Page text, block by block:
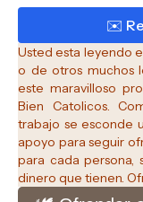
Usted esta leyendo
o de otros muchos
este maravilloso
Bien Catolicos.
trabajo se esconde
apoyo para seguir
para cada persona,
dinero que tienen.